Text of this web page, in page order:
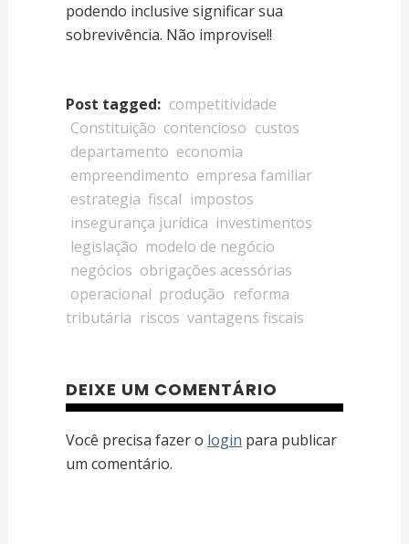
podendo inclusive significar sua
sobrevivência. Não improvise!!
Post tagged: competitividade
Constituição contencioso custos
departamento economia
empreendimento empresa familiar
estrategia fiscal impostos
insegurança jurídica investimentos
legislação modelo de negócio
negócios obrigações acessórias
operacional produção reforma
tributária riscos vantagens fiscais
DEIXE UM COMENTÁRIO
Você precisa fazer o login para publicar
um comentário.